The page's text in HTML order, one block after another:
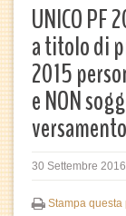
UNICO
a titolo di
2015
e NON
30 Settembre 2016
Stampa questa